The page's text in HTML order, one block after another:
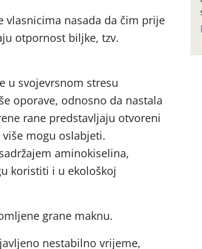
vlasnicima nasada da čim prije
otpornost biljke, tzv.
u svojevrsnom stresu
oporave, odnosno da nastala
rane predstavljaju otvoreni
mogu oslabjeti.
aminokiselina,
koristiti i u ekološkoj
grane maknu.
nestabilno vrijeme,